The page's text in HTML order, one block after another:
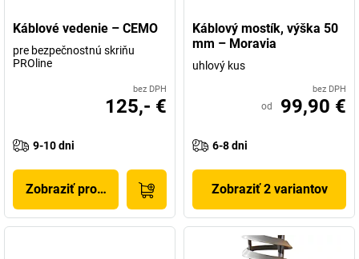
Káblové vedenie – CEMO
pre bezpečnostnú skriňu
PROline
bez DPH
125,- €
9-10 dni
Zobraziť produkt
Káblový mostík, výška 50
mm – Moravia
uhlový kus
bez DPH
od 99,90 €
6-8 dni
Zobraziť 2 variantov